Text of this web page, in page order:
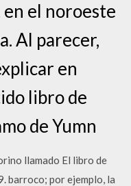
en el noroeste
Al parecer,
en
libro de
de Yumn
llamado El libro de
barroco; por ejemplo, la